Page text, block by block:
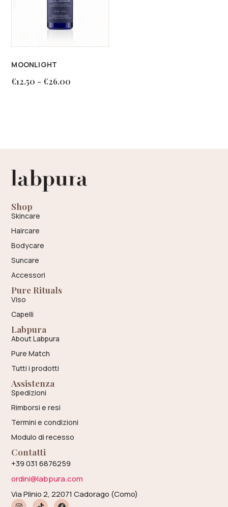
MOONLIGHT
€12.50 - €26.00
Shop
Skincare
Haircare
Bodycare
Suncare
Accessori
Pure Rituals
Viso
Capelli
Labpura
About Labpura
Pure Match
Tutti i prodotti
Assistenza
Spedizioni
Rimborsi e resi
Termini e condizioni
Modulo di recesso
Contatti
+39 031 6876259
ordini@labpura.com
Via Plinio 2, 22071 Cadorago (Como)